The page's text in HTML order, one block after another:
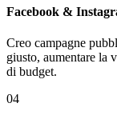
Facebook &
Creo campagne
giusto, aumentare la
di budget.
04